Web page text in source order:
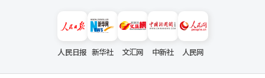
人民日报 新华社 文汇网 中新社 人民网